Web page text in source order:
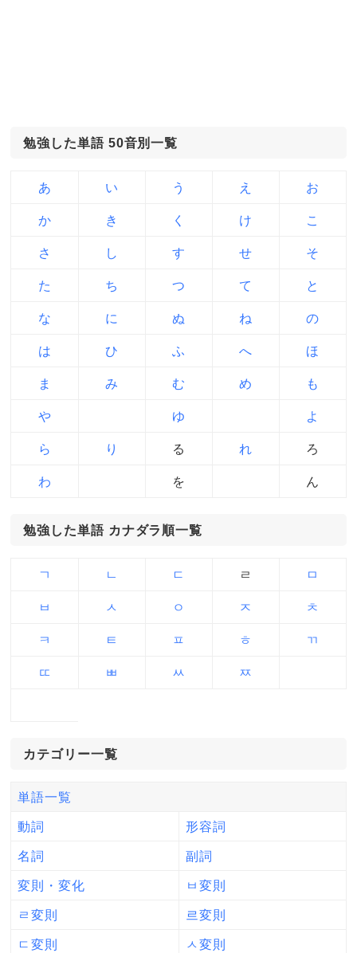
勉強した単語 50音別一覧
あ い う え お
か き く け こ
さ し す せ そ
た ち つ て と
な に ぬ ね の
は ひ ふ へ ほ
ま み む め も
や ゆ よ
ら り る れ ろ
わ を ん
勉強した単語 カナダラ順一覧
ㄱ ㄴ ㄷ ㄹ ㅁ
ㅂ ㅅ ㅇ ㅈ ㅊ
ㅋ ㅌ ㅍ ㅎ ㄲ
ㄸ ㅃ ㅆ ㅉ
カテゴリー一覧
単語一覧
動詞 形容詞
名詞 副詞
変則・変化 ㅂ変則
ㄹ変則 르変則
ㄷ変則 ㅅ変則